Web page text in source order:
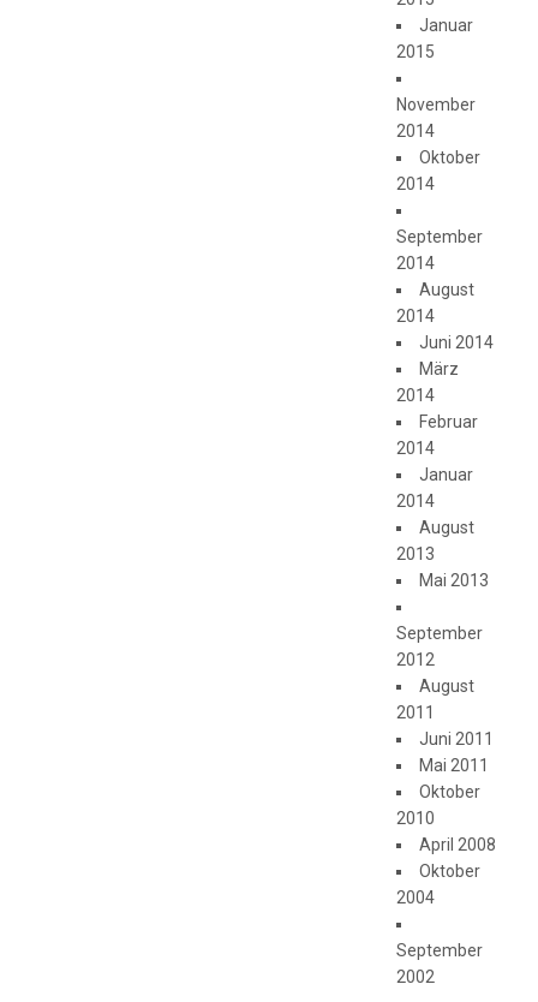
Januar
2015
November
2014
Oktober
2014
September
2014
August
2014
Juni 2014
März
2014
Februar
2014
Januar
2014
August
2013
Mai 2013
September
2012
August
2011
Juni 2011
Mai 2011
Oktober
2010
April 2008
Oktober
2004
September
2002